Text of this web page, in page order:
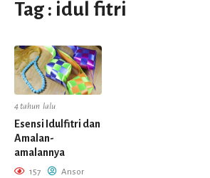
Tag : idul fitri
4 tahun lalu
Esensi Idulfitri dan
Amalan-
amalannya
157
Ansor